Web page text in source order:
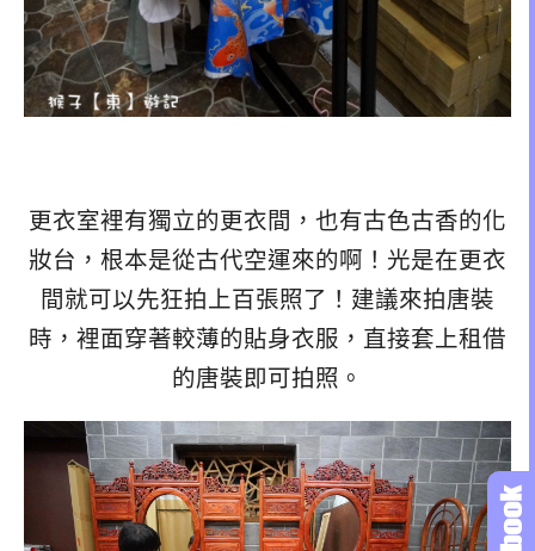
更衣室裡有獨立的更衣間，也有古色古香的化
妝台，根本是從古代空運來的啊！光是在更衣
間就可以先狂拍上百張照了！建議來拍唐裝
時，裡面穿著較薄的貼身衣服，直接套上租借
的唐裝即可拍照。